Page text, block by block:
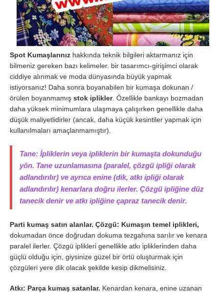
Spot Kumaşlarınız hakkında teknik bilgileri aktarmanız için
bilmeniz gereken bazı kelimeler. bir tasarımcı-girişimci olarak
ciddiye alınmak ve moda dünyasında büyük yapmak
istiyorsanız! Daha sonra boyanabilen bir kumaşa dokunan /
örülen boyanmamış stok iplikler. Özellikle bankayı bozmadan
daha yüksek minimumlara ulaşmaya çalışırken genellikle daha
düşük maliyetlidirler (ancak, daha küçük kesintiler yapmak için
kullanılmaları amaçlanmamıştır).
Tane: İpliklerin veya ipliklerin bir kumaşta dokunduğu
yön. Tane uzunlamasına (paralel, çözgü ipliği olarak
adlandırılır) ve ayrıca enine (dik, atkı ipliği olarak
adlandırılır) kenarlara doğru ilerler. Çözgü ipliğine düz
tanecik denir ve atkı ipliğine çapraz tanecik denir.
Parti kumaş satın alanlar. Çözgü: Kumaşın temel iplikleri,
dokumadan önce doğrudan dokuma tezgahına sarılır ve kenara
paralel ilerler. Çözgü iplikleri genellikle atkı ipliklerinden daha
güçlü olduğu için, giysinize güzel bir örtü oluşturmak için
çözgüleri yere dik olacak şekilde kesip dikmelisiniz.
Atkı: Parça kumaş satanlar. Kenardan kenara, enine uzanan